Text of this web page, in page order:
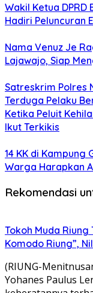
Wakil Ketua
Hadiri Peluncuran
Nama Venuz Je
Lajawajo, Siap
Satreskrim Polres
Terduga Pelaku
Ketika Peluit
Ikut Terkikis
14 KK di Kampung
Warga Harapkan
Rekomendasi
Tokoh Muda
Komodo Riung”,
(RIUNG-
Yohanes Paulus